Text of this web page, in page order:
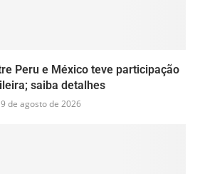
Peru e México teve participação
saiba detalhes
9 de agosto de 2026